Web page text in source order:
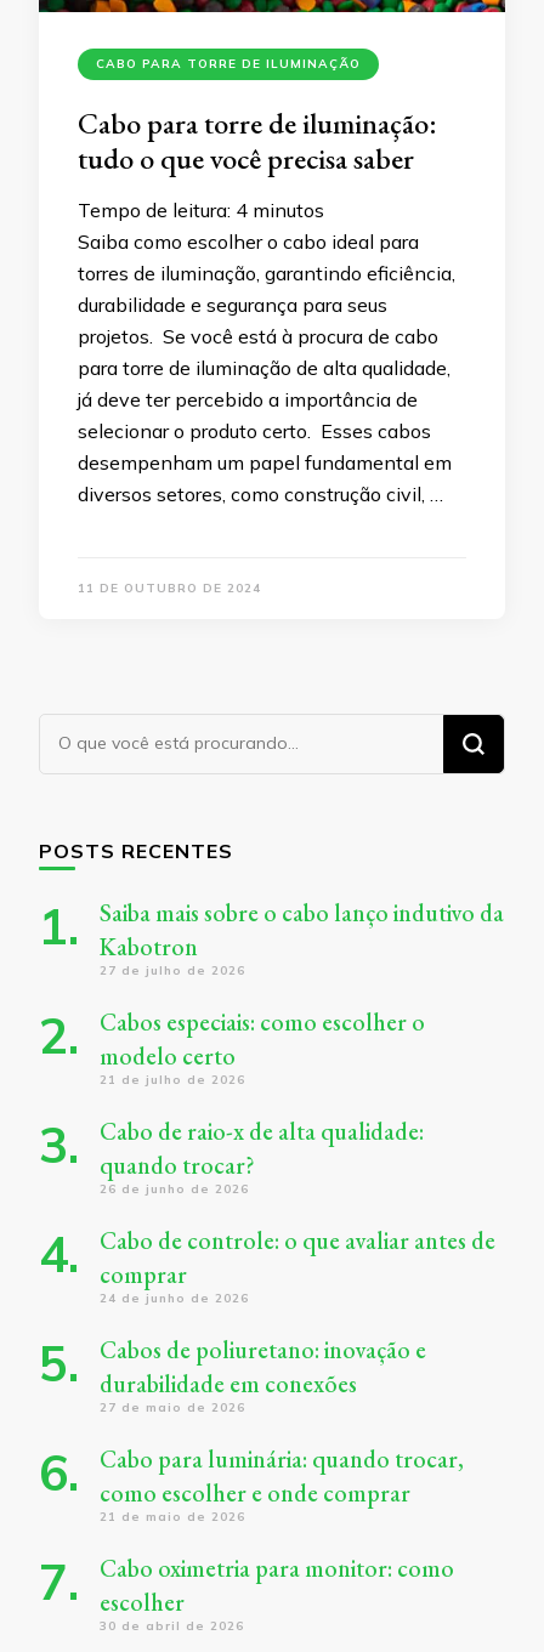
CABO PARA TORRE DE ILUMINAÇÃO
Cabo para torre de iluminação:
tudo o que você precisa saber
Tempo de leitura: 4 minutos
Saiba como escolher o cabo ideal para
torres de iluminação, garantindo eficiência,
durabilidade e segurança para seus
projetos. Se você está à procura de cabo
para torre de iluminação de alta qualidade,
já deve ter percebido a importância de
selecionar o produto certo. Esses cabos
desempenham um papel fundamental em
diversos setores, como construção civil, …
11 DE OUTUBRO DE 2024
Procurando
algo?
POSTS RECENTES
Saiba mais sobre o cabo lanço indutivo da
Kabotron
27 de julho de 2026
Cabos especiais: como escolher o
modelo certo
21 de julho de 2026
Cabo de raio-x de alta qualidade:
quando trocar?
26 de junho de 2026
Cabo de controle: o que avaliar antes de
comprar
24 de junho de 2026
Cabos de poliuretano: inovação e
durabilidade em conexões
27 de maio de 2026
Cabo para luminária: quando trocar,
como escolher e onde comprar
21 de maio de 2026
Cabo oximetria para monitor: como
escolher
30 de abril de 2026